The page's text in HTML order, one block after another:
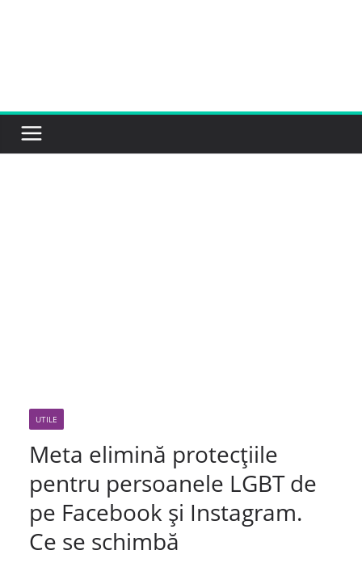
UTILE
Meta elimină protecțiile
pentru persoanele LGBT de
pe Facebook și Instagram.
Ce se schimbă